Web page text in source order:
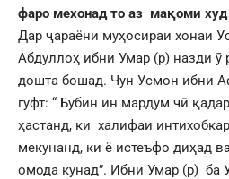
фаро мехонад то аз мақоми
Дар ҷараёни муҳосираи хонаи
Абдуллоҳ ибни Умар (р) назди ӯ
дошта бошад. Чун Усмон ибни
гуфт: “ Бубин ин мардум чӣ
ҳастанд, ки халифаи
мекунанд, ки ё истеъфо диҳад
омода кунад”. Ибни Умар (р)